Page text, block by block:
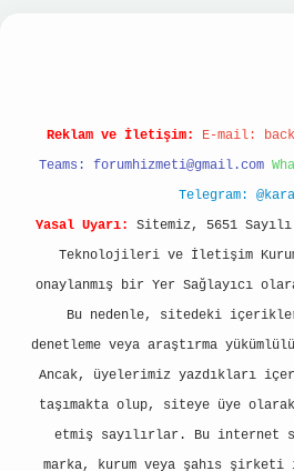
Reklam ve İletişim: E-mail:
Teams: forumhizmeti@gmail.com
Telegram:
Yasal Uyarı:
Sitemiz, 5651
Teknolojileri ve İletişim
onaylanmış bir Yer Sağlayıcı
Bu nedenle, sitedeki
denetleme veya araştırma
Ancak, üyelerimiz yazdıkları
taşımakta olup, siteye üye
etmiş sayılırlar. Bu internet
marka, kurum veya şahıs